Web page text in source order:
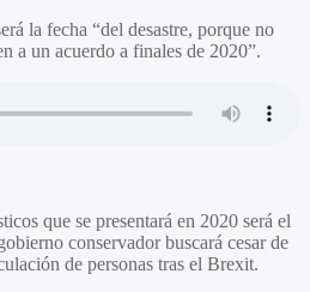
la fecha “del desastre, porque no
a un acuerdo a finales de 2020”.
que se presentará en 2020 será el
conservador buscará cesar de
de personas tras el Brexit.